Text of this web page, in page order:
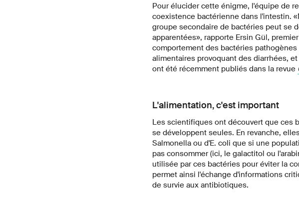
Pour élucider cette énigme, l'équipe de
coexistence bactérienne dans l'intestin.
groupe secondaire de bactéries peut se
apparentées», rapporte Ersin Gül,
comportement des bactéries
alimentaires provoquant des diarrhées,
ont été récemment publiés dans la revue
L'alimentation, c'est important
Les scientifiques ont découvert que ces
se développent seules. En revanche,
Salmonella ou d'E. coli que si une
pas consommer (ici, le galactitol ou
utilisée par ces bactéries pour éviter la
permet ainsi l'échange d'informations
de survie aux antibiotiques.